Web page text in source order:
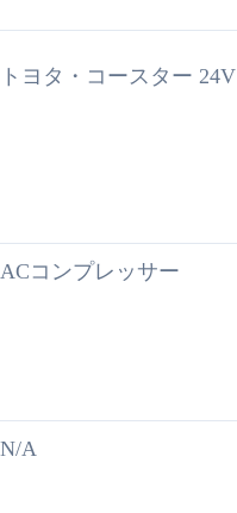
トヨタ・コースター 24V
ACコンプレッサー
N/A